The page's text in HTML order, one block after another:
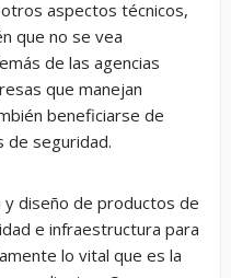
aspectos técnicos,
que no se vea
de las agencias
que manejan
beneficiarse de
de seguridad.
y diseño de productos de
e infraestructura para
lo vital que es la